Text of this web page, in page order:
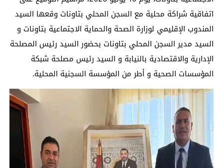
اتفاقية شراكة محلية مع السجن المحلي بتاونات وقعها السيد
المندوب الإقليمي لوزارة الصحة والحماية الاجتماعية بتاونات و
السيد مدير السجن المحلي بتاونات بحضور السيد رئيس المصلحة
الإدارية والاقتصادية بالنيابة و السيد رئيس مصلحة شبكة
المؤسسات الصحية و أطر من المؤسسة السجنية المحلية.